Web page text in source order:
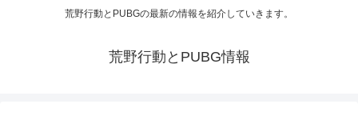
荒野行動とPUBGの最新の情報を紹介していきます。
荒野行動とPUBG情報